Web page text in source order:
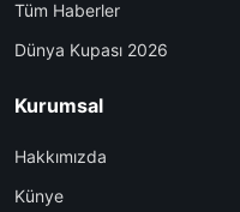
Tüm Haberler
Dünya Kupası 2026
Kurumsal
Hakkımızda
Künye